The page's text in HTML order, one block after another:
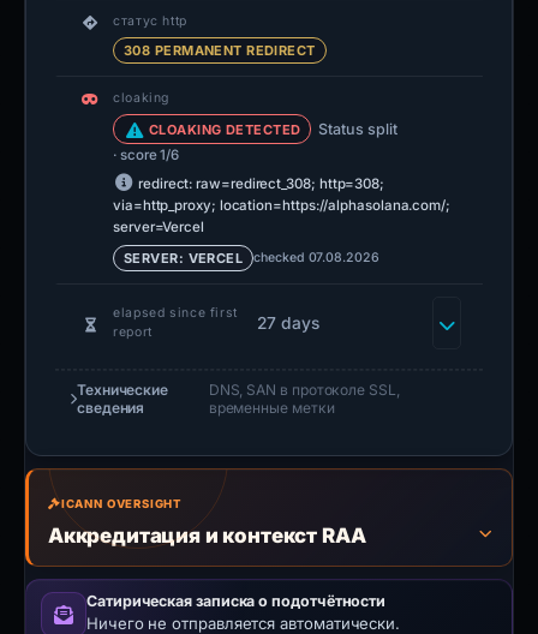
статус http
308 PERMANENT REDIRECT
cloaking
CLOAKING DETECTED Status split
· score 1/6
redirect: raw=redirect_308; http=308;
via=http_proxy; location=https://alphasolana.com/;
server=Vercel
SERVER: VERCEL
checked 07.08.2026
elapsed since first
report
27 days
Технические
сведения
DNS, SAN в протоколе SSL,
временные метки
ICANN OVERSIGHT
Аккредитация и контекст RAA
Сатирическая записка о подотчётности
Ничего не отправляется автоматически.